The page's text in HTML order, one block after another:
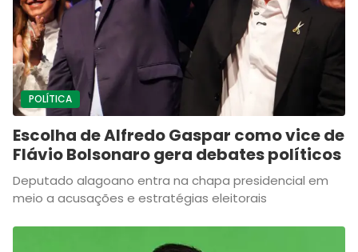
POLÍTICA
Escolha de Alfredo Gaspar como vice de
Flávio Bolsonaro gera debates políticos
Deputado alagoano entra na chapa presidencial em
meio a acusações e estratégias eleitorais